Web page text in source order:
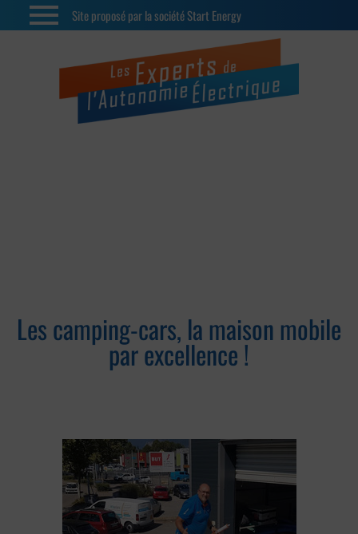
Site proposé par la société Start Energy
Les camping-cars, la maison mobile
par excellence !